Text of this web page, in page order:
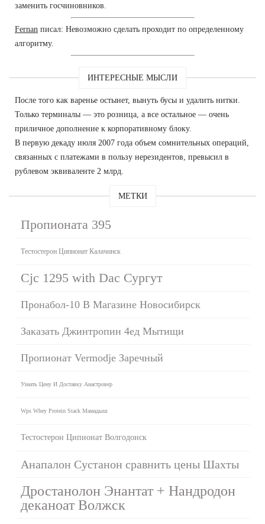
заменить госчиновников.
Fernan писал: Невозможно сделать проходит по определенному
алгоритму.
ИНТЕРЕСНЫЕ МЫСЛИ
После того как варенье остынет, вынуть бусы и удалить нитки.
Только терминалы — это розница, а все остальное — очень
приличное дополнение к корпоративному блоку.
В первую декаду июля 2007 года объем сомнительных операций,
связанных с платежами в пользу нерезидентов, превысил в
рублевом эквиваленте 2 млрд.
МЕТКИ
Пропионата 395
Тестостерон Ципионат Калачинск
Cjc 1295 with Dac Сургут
Пронабол-10 В Магазине Новосибирск
Заказать Джинтропин 4ед Мытищи
Пропионат Vermodje Заречный
Узнать Цену И Доставку Анастровер
Wps Whey Protein Stack Мамадыш
Тестостерон Ципионат Волгодонск
Анапалон Сустанон сравнить цены Шахты
Дростанолон Энантат + Нандродон
деканоат Волжск